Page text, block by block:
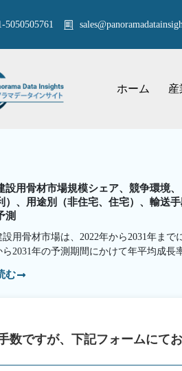
5050505761
ホーム 産
設用骨材市場規模シェア、競争環境
）、用途別（非住宅、住宅）、輸送
測
用骨材市場は、2022年から2031年まで
ら2031年の予測期間にかけて年平均成長
む
数ですが、下記フォームにて